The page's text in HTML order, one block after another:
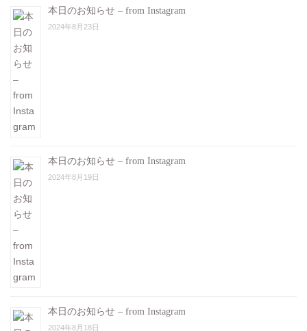
本日のお知らせ – from Instagram
2024年8月23日
本日のお知らせ – from Instagram
2024年8月19日
本日のお知らせ – from Instagram
2024年8月18日